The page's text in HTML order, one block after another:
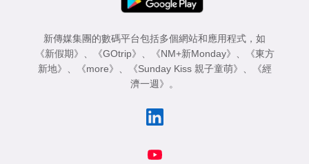
新傳媒集團的數碼平台包括多個網站和應用程式，如
《新假期》 、 《GOtrip》 、 《NM+新Monday》 、
《東方
新地》 、 《more》 、 《Sunday Kiss 親子童萌》 、
《經
濟一週》 。